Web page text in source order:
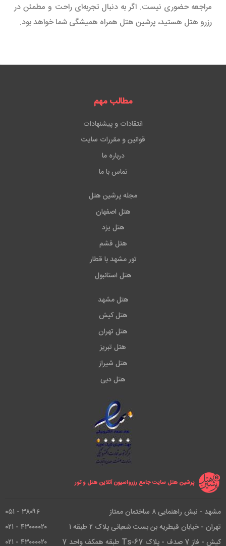
مراجعه حضوری نیست. اگر به دنبال تجربه‌ای راحت و مطمئن در
رزرو هتل هستید، پرشین هتل همراه همیشگی شما خواهد بود.
مطالب مهم
انتقادات و پیشنهادات
قوانین و مقررات سایت
درباره ما
تماس با ما
مجله پرشین هتل
هتل اصفهان
هتل یزد
هتل قشم
تور مشهد با قطار
هتل استانبول
هتل مشهد
هتل کیش
هتل تهران
هتل تبریز
هتل شیراز
هتل دبی
پرشین هتل سایت جامع رزرواسیون آنلاین هتل و تور
مشهد - نبش راهنمایی ۸ ساختمان ممتاز
۳۸۰۹۶ - ۰۵۱
تهران - خیابان قیطریه بن بست شعبانی پلاک ۲ طبقه ۱
۴۳۰۰۰۰۲۰ - ۰۲۱
کیش - فاز 7 صدف - پلاک Ts-67 طبقه همکف واحد 7
۴۳۰۰۰۰۲۰ - ۰۲۱